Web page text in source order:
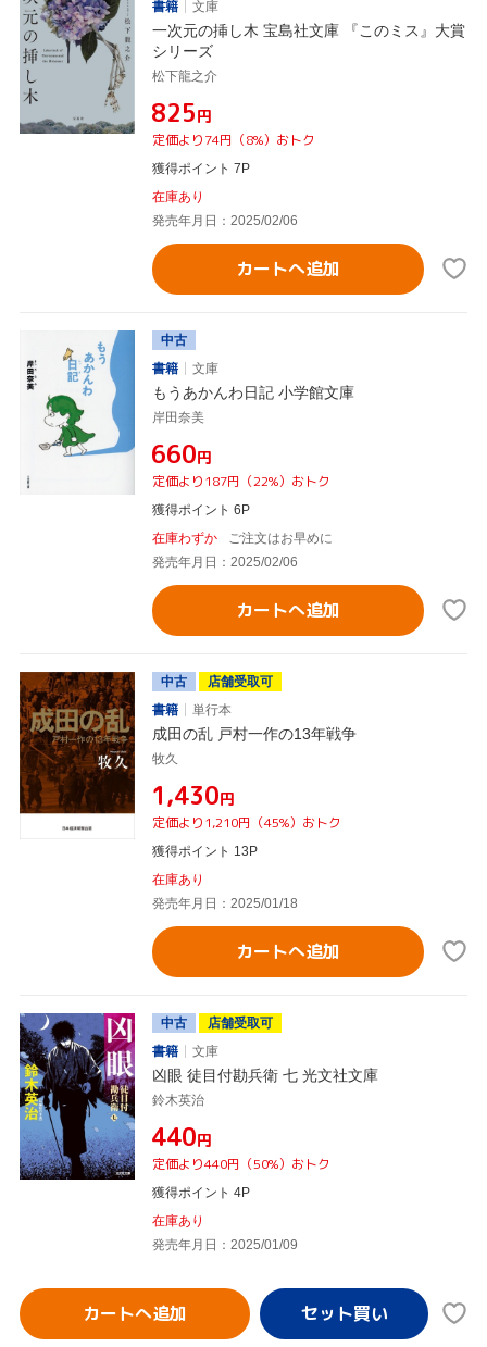
書籍 文庫
一次元の挿し木 宝島社文庫 『このミス』大賞
シリーズ
松下龍之介
¥825円
定価より74円（8%）おトク
獲得ポイント 7P
在庫あり
発売年月日：2025/02/06
カートへ追加
中古
書籍
文庫
もうあかんわ日記 小学館文庫
岸田奈美
¥660円
定価より187円（22%）おトク
獲得ポイント 6P
在庫わずか
ご注文はお早めに
発売年月日：2025/02/06
カートへ追加
中古
店舗受取可
書籍
単行本
成田の乱 戸村一作の13年戦争
牧久
¥1,430円
定価より1,210円（45%）おトク
獲得ポイント 13P
在庫あり
発売年月日：2025/01/18
カートへ追加
中古
店舗受取可
書籍
文庫
凶眼 徒目付勘兵衛 七 光文社文庫
鈴木英治
¥440円
定価より440円（50%）おトク
獲得ポイント 4P
在庫あり
発売年月日：2025/01/09
カートへ追加